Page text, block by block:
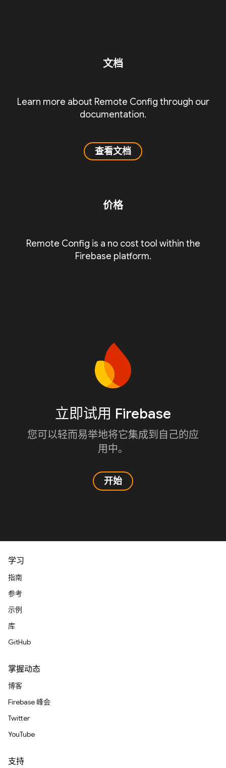
文档
Learn more about Remote Config through our
documentation.
查看文档
价格
Remote Config is a no cost tool within the
Firebase platform.
立即试用 Firebase
您可以轻而易举地将它集成到自己的应
用中。
开始
学习
指南
参考
示例
库
GitHub
掌握动态
博客
Firebase 峰会
Twitter
YouTube
支持